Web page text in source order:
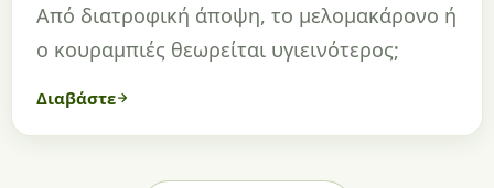
Από διατροφική άποψη, το μελομακάρονο ή
ο κουραμπιές θεωρείται υγιεινότερος;
Διαβάστε